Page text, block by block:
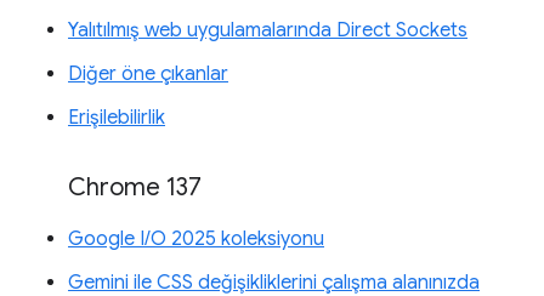
Yalıtılmış web uygulamalarında Direct Sockets
Diğer öne çıkanlar
Erişilebilirlik
Chrome 137
Google I/O 2025 koleksiyonu
Gemini ile CSS değişikliklerini çalışma alanınızda